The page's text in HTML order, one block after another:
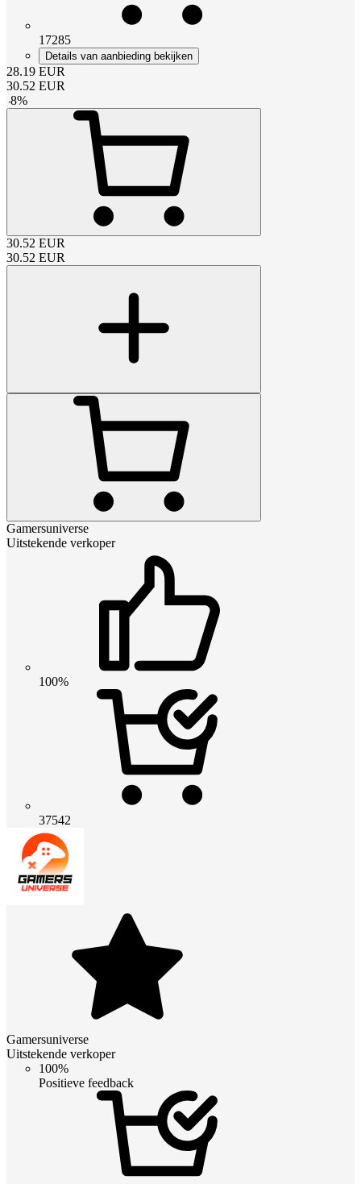
17285
Details van aanbieding bekijken
28.19 EUR
30.52 EUR
-8%
30.52 EUR
30.52 EUR
Gamersuniverse
Uitstekende verkoper
100%
37542
Gamersuniverse
Uitstekende verkoper
100%
Positieve feedback